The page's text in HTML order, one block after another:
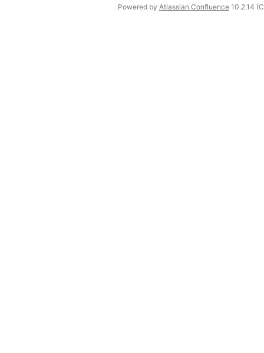
Powered by Atlassian Confluence 10.2.14